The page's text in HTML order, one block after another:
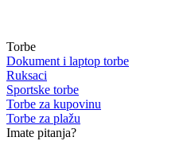
Torbe
Dokument i laptop torbe
Ruksaci
Sportske torbe
Torbe za kupovinu
Torbe za plažu
Imate pitanja?